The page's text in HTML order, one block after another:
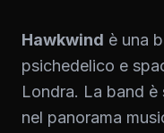
Hawkwind è una
psichedelico e
Londra. La band è
nel panorama